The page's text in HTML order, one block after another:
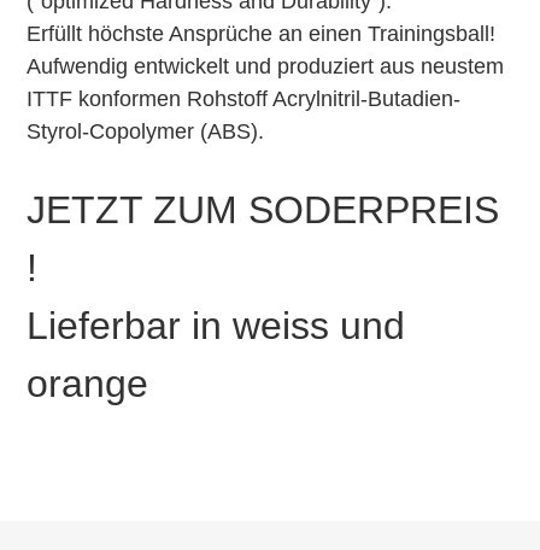
Erfüllt höchste Ansprüche an einen Trainingsball!
Aufwendig entwickelt und produziert aus neustem
ITTF konformen Rohstoff Acrylnitril-Butadien-
Styrol-Copolymer (ABS).
JETZT ZUM SODERPREIS
!
Lieferbar in weiss und
orange